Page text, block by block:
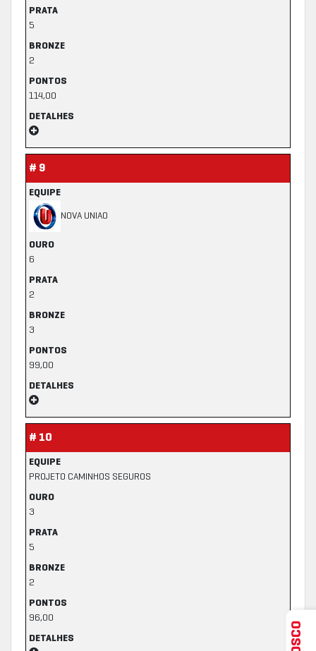
PRATA
5
BRONZE
2
PONTOS
114,00
DETALHES
# 9
EQUIPE
NOVA UNIAO
OURO
6
PRATA
2
BRONZE
3
PONTOS
99,00
DETALHES
# 10
EQUIPE
PROJETO CAMINHOS SEGUROS
OURO
3
PRATA
5
BRONZE
2
PONTOS
96,00
DETALHES